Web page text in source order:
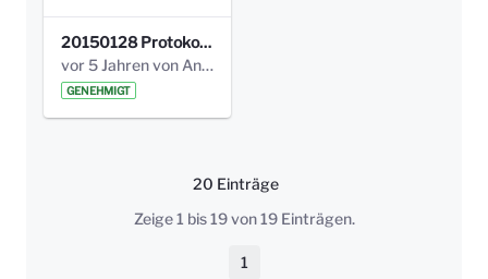
20150128 Protokoll Bismarckplatz_Jugend_01.pdf
vor 5 Jahren von Anni Schlumberger
GENEHMIGT
20 Einträge
Pro Seite
Zeige 1 bis 19 von 19 Einträgen.
Seite
1